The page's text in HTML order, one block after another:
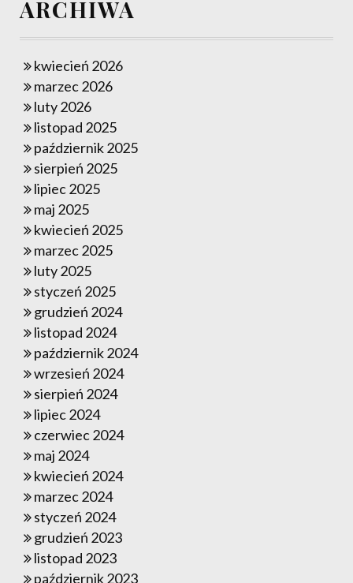
ARCHIWA
kwiecień 2026
marzec 2026
luty 2026
listopad 2025
październik 2025
sierpień 2025
lipiec 2025
maj 2025
kwiecień 2025
marzec 2025
luty 2025
styczeń 2025
grudzień 2024
listopad 2024
październik 2024
wrzesień 2024
sierpień 2024
lipiec 2024
czerwiec 2024
maj 2024
kwiecień 2024
marzec 2024
styczeń 2024
grudzień 2023
listopad 2023
październik 2023